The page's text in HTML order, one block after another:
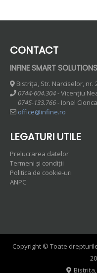
CONTACT
INFINE SMART
Bistrița, Str. Narciselor, nr.
0744-604.304 -Vicențiu
0745-133.766 - Ionel Cionca
office@infine.ro
LEGATURI UTILE
Prelucrarea datelor
Termeni și condiții
Politica de cookie-uri
ANPC
Copyright © Toate